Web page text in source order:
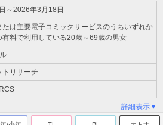
～2026年3月18日
たは主要電子コミックサービスのうちいずれか
有料で利用している20歳～69歳の男女
トリサーチ
詳細表示▼